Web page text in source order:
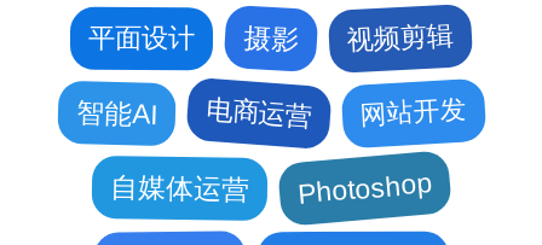
平面设计 摄影 视频剪辑
智能AI 电商运营 网站开发
自媒体运营 Photoshop